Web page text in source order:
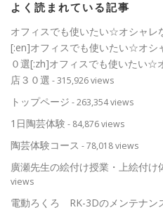
よく読まれている記事
オフィスでも使いたい☆オシャレ
[:en]オフィスでも使いたい☆オシ
０選[:zh]オフィスでも使いたい☆
店３０選 - 315,926 views
トップページ - 263,354 views
1日陶芸体験 - 84,876 views
陶芸体験コース - 78,018 views
廣瀬先生の絵付け授業・上絵付け
views
電動ろくろ RK-3Dのメンテナン